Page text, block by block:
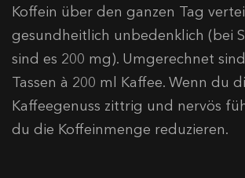
Koffein über den ganzen Tag
gesundheitlich unbedenklich (bei
sind es 200 mg). Umgerechnet
Tassen à 200 ml Kaffee. Wenn du
Kaffeegenuss zittrig und nervös
du die Koffeinmenge reduzieren.